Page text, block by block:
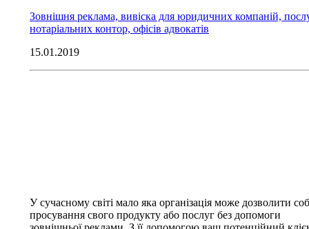
Зовнішня реклама, вивіска для юридичних компаній,
нотаріальних контор, офісів адвокатів
15.01.2019
У сучасному світі мало яка організація може дозволити
просування свого продукту або послуг без допомоги